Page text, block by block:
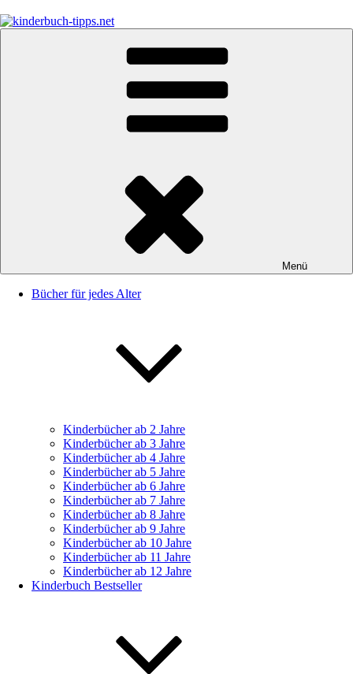
Inhalt
springen
Empfehlungen und Tipps rund um das Thema Kinderbücher und
Menü
Bücher für jedes Alter
Kinderbücher ab 2 Jahre
Kinderbücher ab 3 Jahre
Kinderbücher ab 4 Jahre
Kinderbücher ab 5 Jahre
Kinderbücher ab 6 Jahre
Kinderbücher ab 7 Jahre
Kinderbücher ab 8 Jahre
Kinderbücher ab 9 Jahre
Kinderbücher ab 10 Jahre
Kinderbücher ab 11 Jahre
Kinderbücher ab 12 Jahre
Kinderbuch Bestseller